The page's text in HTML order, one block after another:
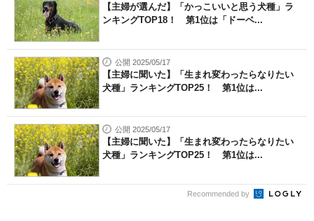
【主婦が選んだ】「かっこいいと思う犬種」ラ
ンキングTOP18！ 第1位は「ドーベ...
公開 2025/05/17
【主婦に聞いた】「生まれ変わったらなりたい
犬種」ランキングTOP25！ 第1位は...
公開 2025/05/17
【主婦に聞いた】「生まれ変わったらなりたい
犬種」ランキングTOP25！ 第1位は...
Recommended by